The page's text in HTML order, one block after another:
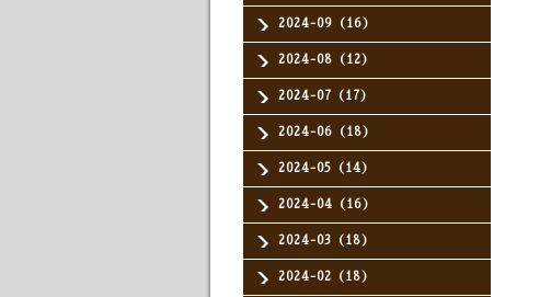
2024-09（16）
2024-08（12）
2024-07（17）
2024-06（18）
2024-05（14）
2024-04（16）
2024-03（18）
2024-02（18）